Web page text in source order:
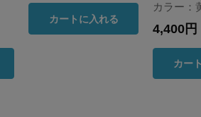
カートに入れる
カラー：
4,400円
カー